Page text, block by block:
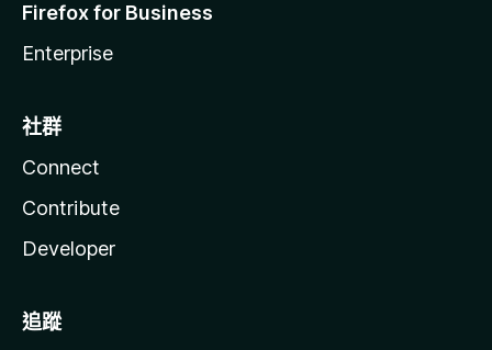
Firefox for Business
Enterprise
社群
Connect
Contribute
Developer
追蹤